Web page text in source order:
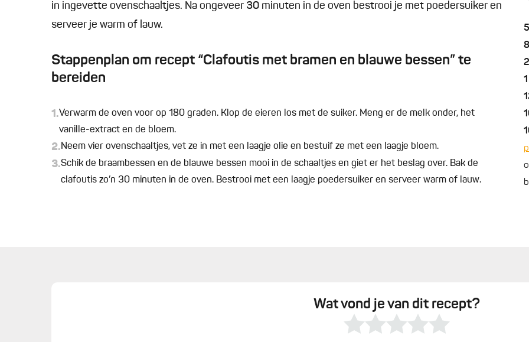
5
1
in ingevette ovenschaaltjes. Na ongeveer 30 minuten in de oven bestrooi je met poedersuiker en
serveer je warm of lauw.
Stappenplan om recept “Clafoutis met bramen en blauwe bessen” te
bereiden
1.Verwarm de oven voor op 180 graden. Klop de eieren los met de suiker. Meng er de melk onder, het
vanille-extract en de bloem.
2.Neem vier ovenschaaltjes, vet ze in met een laagje olie en bestuif ze met een laagje bloem.
3.Schik de braambessen en de blauwe bessen mooi in de schaaltjes en giet er het beslag over. Bak de
clafoutis zo’n 30 minuten in de oven. Bestrooi met een laagje poedersuiker en serveer warm of lauw.
Wat vond je van dit recept?